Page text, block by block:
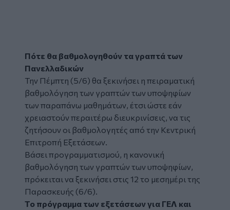
Πότε θα βαθμολογηθούν τα γραπτά των
Πανελλαδικών
Την Πέμπτη (5/6) θα ξεκινήσει η πειραματική
βαθμολόγηση των γραπτών των υποψηφίων
των παραπάνω μαθημάτων, έτσι ώστε εάν
χρειαστούν περαιτέρω διευκρινίσεις, να τις
ζητήσουν οι βαθμολογητές από την Κεντρική
Επιτροπή Εξετάσεων.
Βάσει προγραμματισμού, η κανονική
βαθμολόγηση των γραπτών των υποψηφίων,
πρόκειται να ξεκινήσει στις 12 το μεσημέρι της
Παρασκευής (6/6).
Το πρόγραμμα των εξετάσεων για ΓΕΛ και